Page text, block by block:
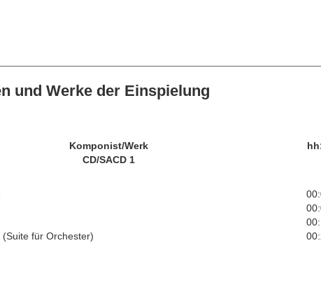
und Werke der Einspielung
Komponist/Werk
CD/SACD 1
für Orchester)